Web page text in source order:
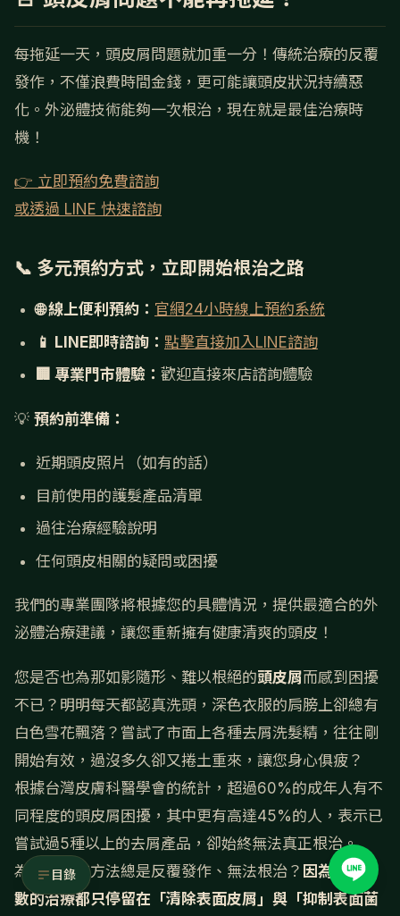
每拖延一天，頭皮屑問題就加重一分！傳統治療的反覆
發作，不僅浪費時間金錢，更可能讓頭皮狀況持續惡
化。外泌體技術能夠一次根治，現在就是最佳治療時
機！
👉 立即預約免費諮詢
或透過 LINE 快速諮詢
📞 多元預約方式，立即開始根治之路
🌐 線上便利預約： 官網24小時線上預約系統
📱 LINE即時諮詢： 點擊直接加入LINE諮詢
🏢 專業門市體驗： 歡迎直接來店諮詢體驗
💡 預約前準備：
近期頭皮照片（如有的話）
目前使用的護髮產品清單
過往治療經驗說明
任何頭皮相關的疑問或困擾
我們的專業團隊將根據您的具體情況，提供最適合的外
泌體治療建議，讓您重新擁有健康清爽的頭皮！
您是否也為那如影隨形、難以根絕的頭皮屑而感到困擾
不已？明明每天都認真洗頭，深色衣服的肩膀上卻總有
白色雪花飄落？嘗試了市面上各種去屑洗髮精，往往剛
開始有效，過沒多久卻又捲土重來，讓您身心俱疲？
根據台灣皮膚科醫學會的統計，超過60%的成年人有不
同程度的頭皮屑困擾，其中更有高達45%的人，表示已
嘗試過5種以上的去屑產品，卻始終無法真正根治。
為什麼傳統方法總是反覆發作、無法根治？ 因為絕大多
數的治療都只停留在「清除表面皮屑」與「抑制表面菌
目錄